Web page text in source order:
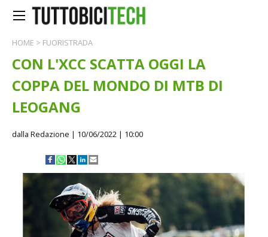
HOME > FUORISTRADA
CON L'XCC SCATTA OGGI LA
COPPA DEL MONDO DI MTB DI
LEOGANG
dalla Redazione | 10/06/2022 | 10:00